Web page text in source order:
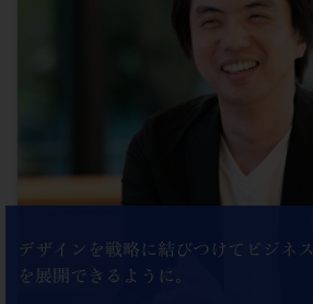
デザインを戦略に結びつけてビジネス
を展開できるように。